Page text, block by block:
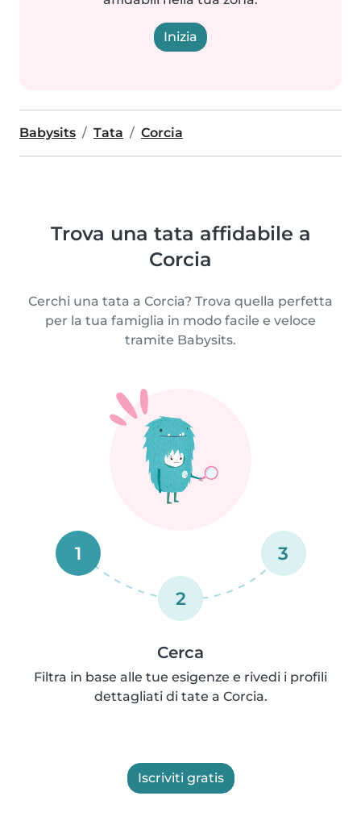
Inizia
Babysits Tata Corcia
Trova una tata affidabile a
Corcia
Cerchi una tata a Corcia? Trova quella perfetta
per la tua famiglia in modo facile e veloce
tramite Babysits.
1
2
3
Cerca
Filtra in base alle tue esigenze e rivedi i profili
dettagliati di tate a Corcia.
Iscriviti gratis